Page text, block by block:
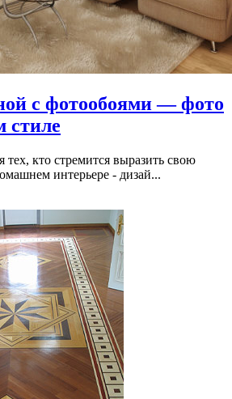
с фотообоями — фото
стиле
тех, кто стремится выразить свою
интерьере - дизай...